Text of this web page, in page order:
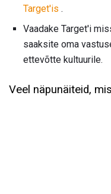
Target'is .
Vaadake Target'i
saaksite oma
ettevõtte kultuurile.
Veel näpunäiteid,